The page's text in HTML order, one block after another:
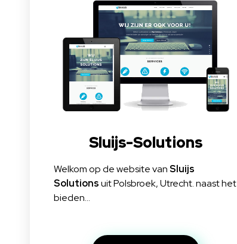
Sluijs-Solutions
Welkom op de website vanSluijs
Solutionsuit Polsbroek, Utrecht. naast het
bieden…